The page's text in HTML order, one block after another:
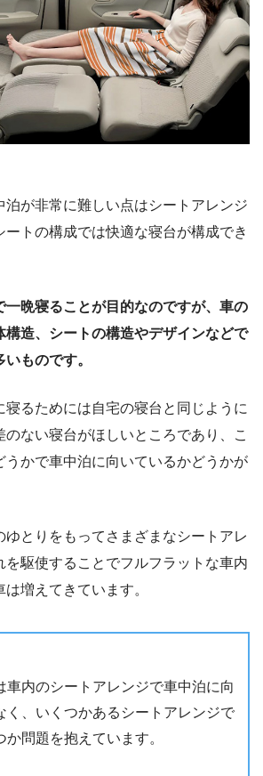
泊が非常に難しい点はシートアレンジ
ートの構成では快適な寝台が構成でき
一晩寝ることが目的なのですが、車の
構造、シートの構造やデザインなどで
ものです。
寝るためには自宅の寝台と同じように
のない寝台がほしいところであり、こ
うかで車中泊に向いているかどうかが
ゆとりをもってさまざまなシートアレ
を駆使することでフルフラットな車内
増えてきています。
車内のシートアレンジで車中泊に向
く、いくつかあるシートアレンジで
問題を抱えています。